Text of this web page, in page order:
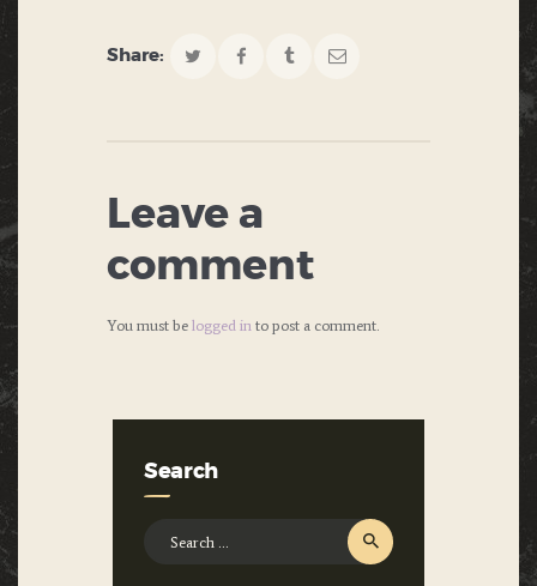
Share:
Leave a
comment
You must be logged in to post a comment.
Search